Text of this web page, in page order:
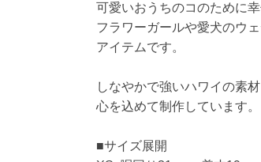
可愛いおうちのコのために
フラワーガールや愛犬のウ
アイテムです。
しなやかで強いハワイの素
心を込めて制作しています。
■サイズ展開